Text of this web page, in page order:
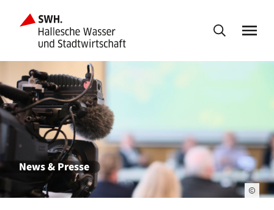
News & Presse